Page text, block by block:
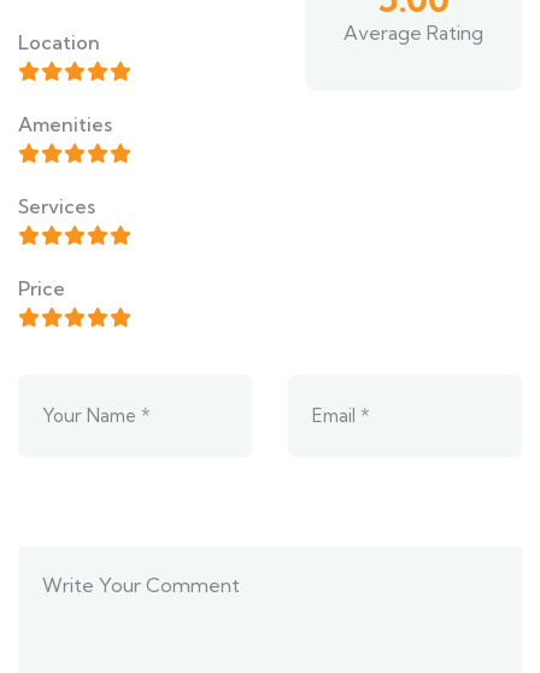
Location
Amenities
Services
Price
Average Rating